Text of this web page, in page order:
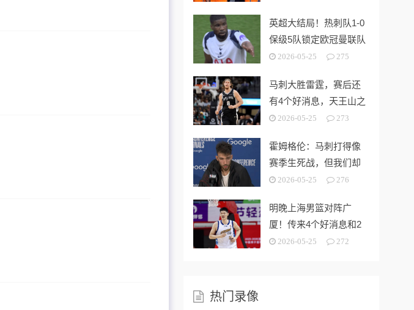
英超大结局！热刺队1-0
保级5队锁定欧冠曼联队
第3切尔西无缘欧战
2026-05-25 275
马刺大胜雷霆，赛后还
有4个好消息，天王山之
战奥利尼克要来了
2026-05-25 273
霍姆格伦：马刺打得像
赛季生死战，但我们却
没找到赢球的办法
2026-05-25 276
明晚上海男篮对阵广
厦！传来4个好消息和2
个坏消息，能拿下开门
2026-05-25 272
热门录像